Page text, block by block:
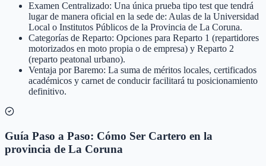
Examen Centralizado: Una única prueba tipo test que tendrá
lugar de manera oficial en la sede de: Aulas de la Universidad
Local o Institutos Públicos de la Provincia de La Coruna.
Categorías de Reparto: Opciones para Reparto 1 (repartidores
motorizados en moto propia o de empresa) y Reparto 2
(reparto peatonal urbano).
Ventaja por Baremo: La suma de méritos locales, certificados
académicos y carnet de conducir facilitará tu posicionamiento
definitivo.
Guía Paso a Paso: Cómo Ser Cartero en la
provincia de La Coruna